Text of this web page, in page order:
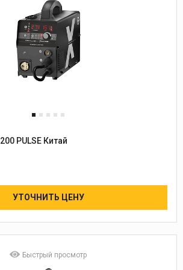
0.8-1.0-1.2 START ALUWELD X200 PULSE Китай
УТОЧНИТЬ ЦЕНУ
Быстрый просмотр